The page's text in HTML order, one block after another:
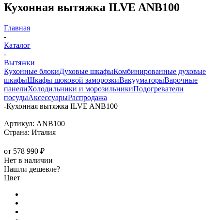
Кухонная вытяжка ILVE ANB100
Главная
-
Каталог
-
Вытяжки
Кухонные блокиДуховые шкафыКомбинированные духовые
шкафыШкафы шоковой заморозкиВакууматорыВарочные
панелиХолодильники и морозильникиПодогреватели
посудыАксессуарыРаспродажа
-Кухонная вытяжка ILVE ANB100
Артикул: ANB100
Страна: Италия
от 578 990 ₽
Нет в наличии
Нашли дешевле?
Цвет